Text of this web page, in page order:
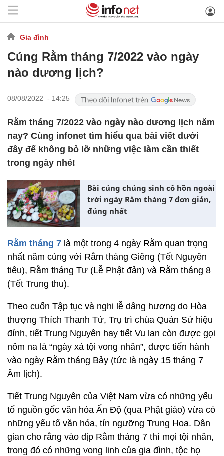
Gia đình
Cúng Rằm tháng 7/2022 vào ngày
nào dương lịch?
08/08/2022 - 14:25
Rằm tháng 7/2022 vào ngày nào dương lịch năm
nay? Cùng infonet tìm hiểu qua bài viết dưới
đây để không bỏ lỡ những việc làm cần thiết
trong ngày nhé!
Bài cúng chúng sinh cô hồn ngoài
trời ngày Rằm tháng 7 đơn giản,
đúng nhất
Rằm tháng 7 là một trong 4 ngày Rằm quan trọng
nhất năm cùng với Rằm tháng Giêng (Tết Nguyên
tiêu), Rằm tháng Tư (Lễ Phật đản) và Rằm tháng 8
(Tết Trung thu).
Theo cuốn Tập tục và nghi lễ dâng hương do Hòa
thượng Thích Thanh Tứ, Trụ trì chùa Quán Sứ hiệu
đính, tiết Trung Nguyên hay tiết Vu lan còn được gọi
nôm na là “ngày xá tội vong nhân”, được tiến hành
vào ngày Rằm tháng Bảy (tức là ngày 15 tháng 7
Âm lịch).
Tiết Trung Nguyên của Việt Nam vừa có những yếu
tố nguồn gốc văn hóa Ấn Độ (qua Phật giáo) vừa có
những yếu tố văn hóa, tín ngưỡng Trung Hoa. Dân
gian cho rằng vào dịp Rằm tháng 7 thì mọi tội nhân,
trong đó có những vong linh của gia đình, tộc họ